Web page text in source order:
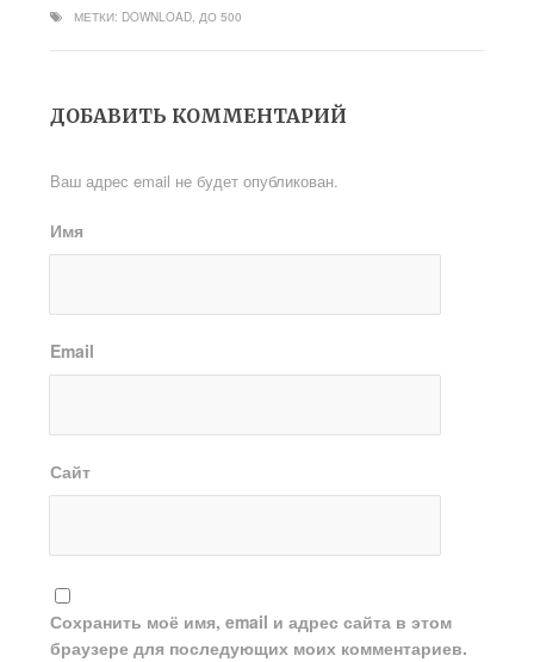
МЕТКИ: DOWNLOAD,ДО 500
ДОБАВИТЬ КОММЕНТАРИЙ
Ваш адрес email не будет опубликован.
Имя
Email
Сайт
Сохранить моё имя, email и адрес сайта в этом
браузере для последующих моих комментариев.